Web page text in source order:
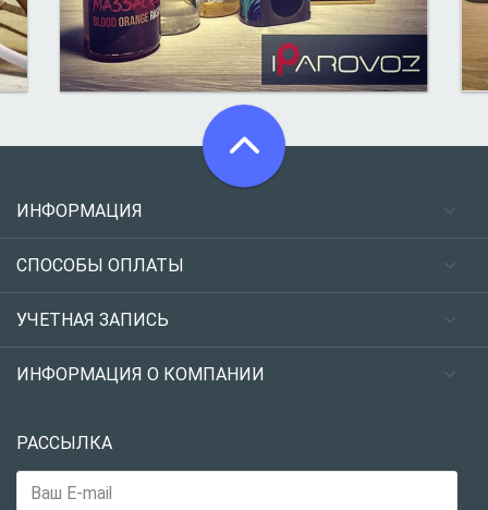
ИНФОРМАЦИЯ
СПОСОБЫ ОПЛАТЫ
УЧЕТНАЯ ЗАПИСЬ
ИНФОРМАЦИЯ О КОМПАНИИ
РАССЫЛКА